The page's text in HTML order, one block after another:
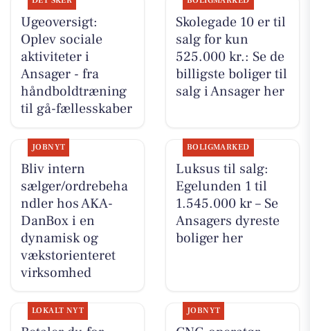
Ugeoversigt:
Oplev sociale
aktiviteter i
Ansager - fra
håndboldtræning
til gå-fællesskaber
Skolegade 10 er til
salg for kun
525.000 kr.: Se de
billigste boliger til
salg i Ansager her
JOBNYT
Bliv intern
sælger/ordrebeha
ndler hos AKA-
DanBox i en
dynamisk og
vækstorienteret
virksomhed
BOLIGMARKED
Luksus til salg:
Egelunden 1 til
1.545.000 kr – Se
Ansagers dyreste
boliger her
LOKALT NYT JOBNYT